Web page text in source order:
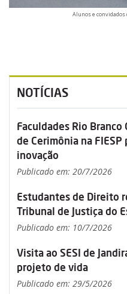
Alunos e
NOTÍCIAS
Faculdades Rio
de Cerimônia na
inovação
Publicado em: 20/7/2026
Estudantes de Direito
Tribunal de Justiça do
Publicado em: 10/7/2026
Visita ao SESI de
projeto de vida
Publicado em: 29/5/2026